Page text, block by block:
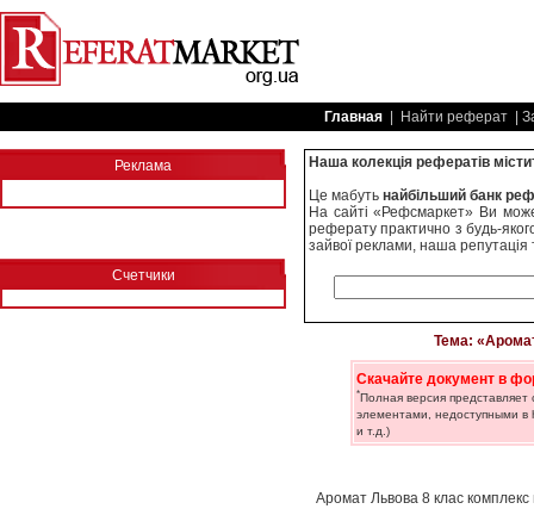
Главная | Найти реферат |
Реклама
Счетчики
Наша колекція рефератів
Це мабуть найбільший банк
На сайті «Рефсмаркет» Ви
реферату практично з будь-
зайвої реклами, наша репутація
Тема:
Скачайте документ в
*Полная версия
элементами, недоступными в
и т.д.)
Аромат Львова 8 клас комплекс